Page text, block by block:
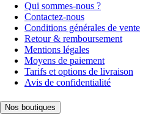
Qui sommes-nous ?
Contactez-nous
Conditions générales de vente
Retour & remboursement
Mentions légales
Moyens de paiement
Tarifs et options de livraison
Avis de confidentialité
Nos boutiques